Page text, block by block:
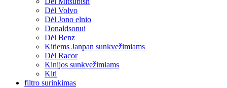
Dėl Volvo
Dėl Jono elnio
Donaldsonui
Dėl Benz
Kitiems Janpan sunkvežimiams
Dėl Racor
Kinijos sunkvežimiams
Kiti
filtro surinkimas